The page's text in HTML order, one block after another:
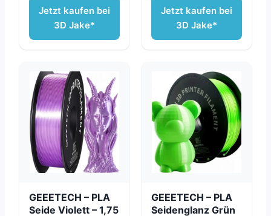
Jetzt kaufen bei
3D Jake*
Jetzt kaufen bei
3D Jake*
GEEETECH – PLA
Seide Violett – 1,75
GEEETECH – PLA
Seidenglanz Grün